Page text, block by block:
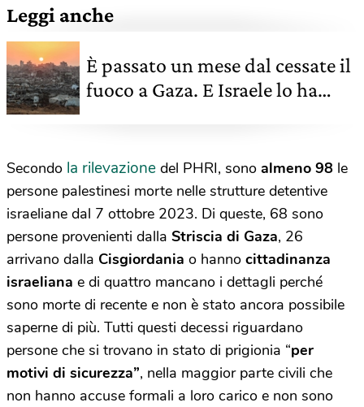
Leggi anche
È passato un mese dal cessate il
fuoco a Gaza. E Israele lo ha
Secondo la rilevazione del PHRI, sono almeno 98 le
persone palestinesi morte nelle strutture detentive
israeliane dal 7 ottobre 2023. Di queste, 68 sono
persone provenienti dalla Striscia di Gaza, 26
arrivano dalla Cisgiordania o hanno cittadinanza
israeliana e di quattro mancano i dettagli perché
sono morte di recente e non è stato ancora possibile
saperne di più. Tutti questi decessi riguardano
persone che si trovano in stato di prigionia “per
motivi di sicurezza”, nella maggior parte civili che
non hanno accuse formali a loro carico e non sono